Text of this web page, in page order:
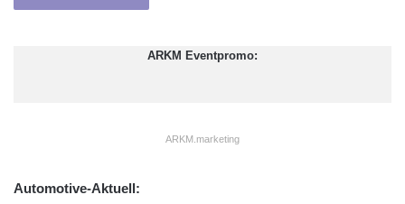
ARKM Eventpromo:
ARKM.marketing
Automotive-Aktuell: